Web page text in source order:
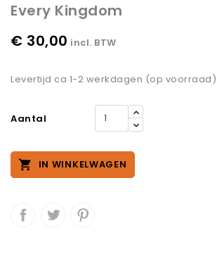
Every Kingdom
€ 30,00 incl. BTW
Levertijd ca 1-2 werkdagen (op voorraad)
Aantal
 IN WINKELWAGEN